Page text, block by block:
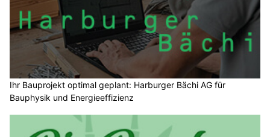
Ihr Bauprojekt optimal geplant: Harburger Bächi AG für
Bauphysik und Energieeffizienz